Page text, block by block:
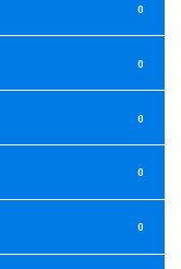
0
0
0
0
0